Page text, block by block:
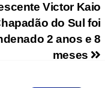
Victor Kaio
do Sul foi
2 anos e 8
meses